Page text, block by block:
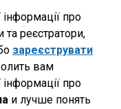
про
та реєстратори,
зареєструвати
вам
про
и лучше понять